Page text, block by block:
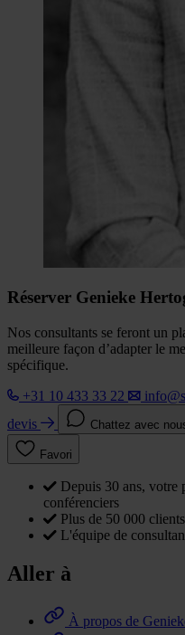
Réserver Genieke
Nos consultants se feront un
meilleure façon d’adapter le
spécifique.
+31 10 433 33 22
devis
Chattez avec
Favori
Depuis 30 ans, votre
conférenciers
Plus de 50 000
L'équipe de
Aller à
À propos de